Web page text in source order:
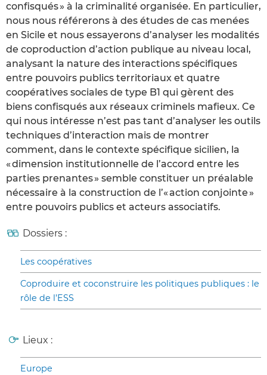
confisqués » à la criminalité organisée. En particulier,
nous nous référerons à des études de cas menées
en Sicile et nous essayerons d’analyser les modalités
de coproduction d’action publique au niveau local,
analysant la nature des interactions spécifiques
entre pouvoirs publics territoriaux et quatre
coopératives sociales de type B1 qui gèrent des
biens confisqués aux réseaux criminels mafieux. Ce
qui nous intéresse n’est pas tant d’analyser les outils
techniques d’interaction mais de montrer
comment, dans le contexte spécifique sicilien, la
« dimension institutionnelle de l’accord entre les
parties prenantes » semble constituer un préalable
nécessaire à la construction de l’« action conjointe »
entre pouvoirs publics et acteurs associatifs.
Dossiers :
Les coopératives
Coproduire et coconstruire les politiques publiques : le
rôle de l’ESS
Lieux :
Europe